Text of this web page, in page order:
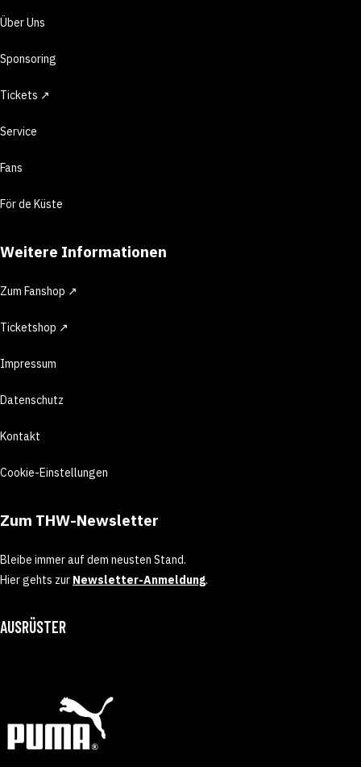
Über Uns
Sponsoring
Tickets ↗
Service
Fans
För de Küste
Weitere Informationen
Zum Fanshop ↗
Ticketshop ↗
Impressum
Datenschutz
Kontakt
Cookie-Einstellungen
Zum THW-Newsletter
Bleibe immer auf dem neusten Stand.
Hier gehts zur Newsletter-Anmeldung.
AUSRÜSTER